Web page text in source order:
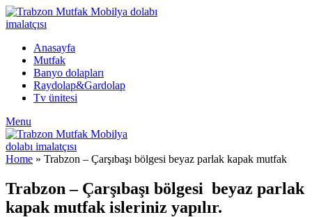
Anasayfa
Mutfak
Banyo dolapları
Raydolap&Gardolap
Tv ünitesi
Menu
Home » Trabzon – Çarşıbaşı bölgesi beyaz parlak kapak mutfak
Trabzon – Çarşıbaşı bölgesi beyaz parlak
kapak mutfak isleriniz yapılır.